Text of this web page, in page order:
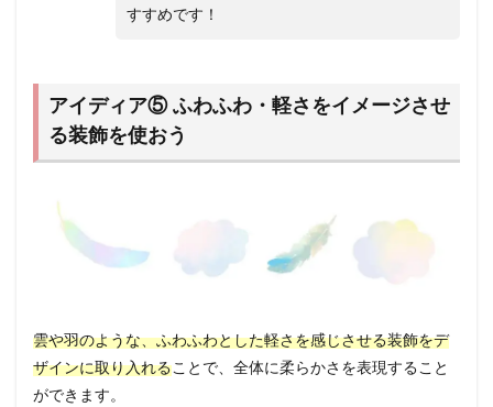
すすめです！
アイディア⑤ ふわふわ・軽さをイメージさせ
る装飾を使おう
雲や羽のような、ふわふわとした軽さを感じさせる装飾をデ
ザインに取り入れることで、全体に柔らかさを表現すること
ができます。